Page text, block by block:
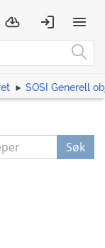
SOSI Generell
Søk